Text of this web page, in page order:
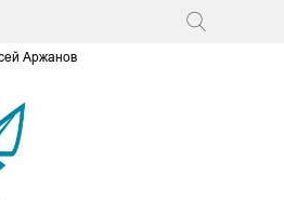
Аржанов